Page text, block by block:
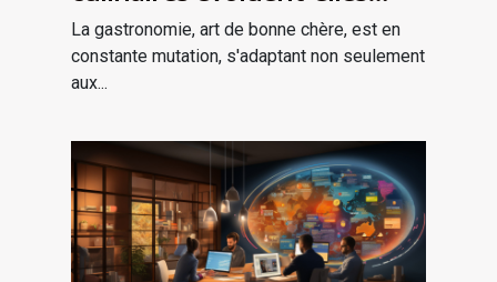
avec les saisons ?
La gastronomie, art de bonne chère, est en
constante mutation, s'adaptant non seulement
aux...